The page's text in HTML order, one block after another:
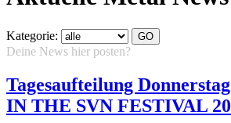
Kategorie:
Deine News hier posten?
Tagesaufteilung
IN THE SVN FESTIVAL